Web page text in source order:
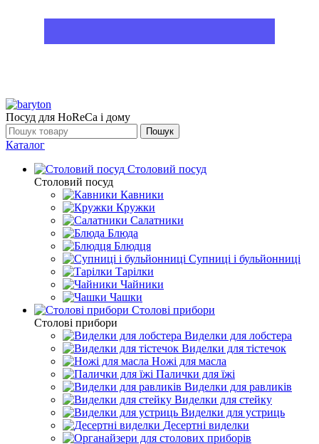
Посуд для HoReCa і дому
Пошук
Каталог
Столовий посуд
Столовий посуд
Кавники
Кружки
Салатники
Блюда
Блюдця
Супниці і бульйонниці
Тарілки
Чайники
Чашки
Столові прибори
Столові прибори
Виделки для лобстера
Виделки для тістечок
Ножі для масла
Палички для їжі
Виделки для равликів
Виделки для стейку
Виделки для устриць
Десертні виделки